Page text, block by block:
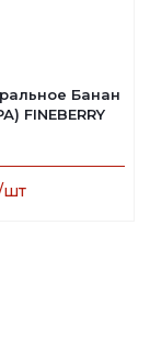
Банан
FINEBERRY
шт